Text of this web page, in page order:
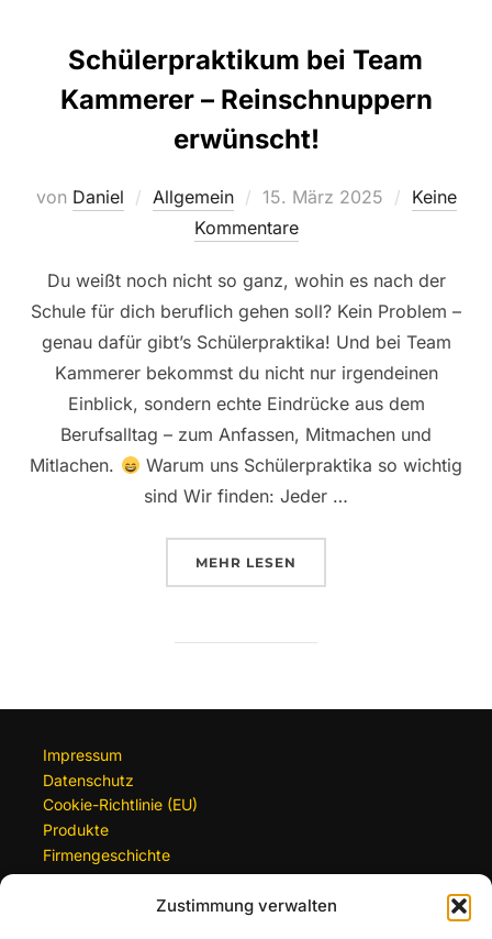
Zustimmung verwalten
Schülerpraktikum bei Team
Kammerer – Reinschnuppern
erwünscht!
von Daniel Allgemein
Veröffentlicht
am
15. März 2025
Keine
Kommentare
Du weißt noch nicht so ganz, wohin es nach der
Schule für dich beruflich gehen soll? Kein Problem –
genau dafür gibt’s Schülerpraktika! Und bei Team
Kammerer bekommst du nicht nur irgendeinen
Einblick, sondern echte Eindrücke aus dem
Berufsalltag – zum Anfassen, Mitmachen und
Mitlachen.
Warum uns Schülerpraktika so wichtig
sind Wir finden: Jeder …
MEHR ÜBER „SCHÜLERPRAKTIKUM
LESEN
Impressum
Datenschutz
Cookie-Richtlinie (EU)
Produkte
Firmengeschichte